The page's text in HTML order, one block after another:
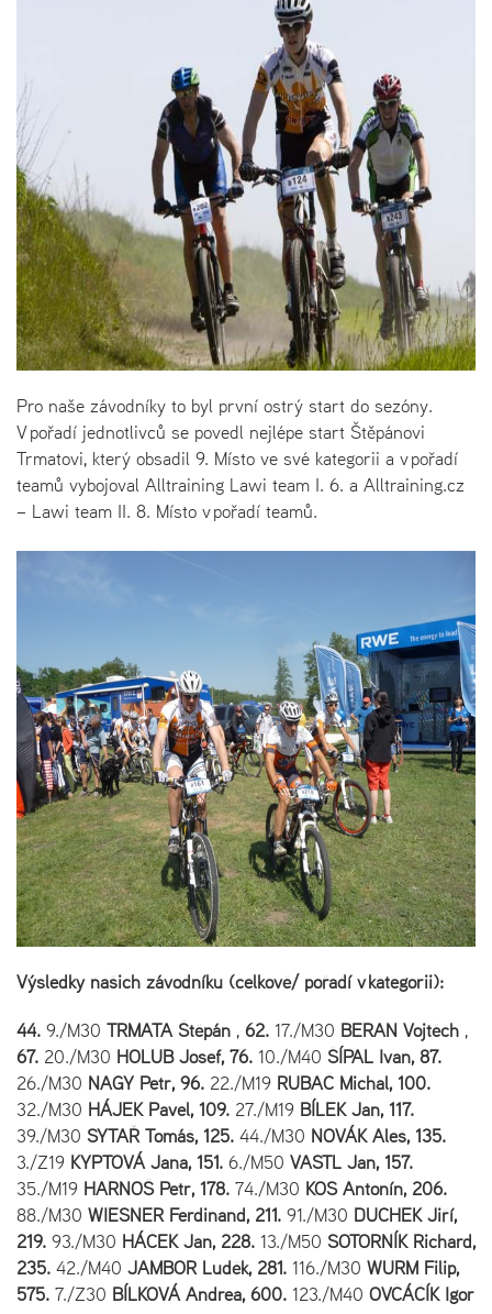
Pro naše závodníky to byl první ostrý start do sezóny.
V pořadí jednotlivců se povedl nejlépe start Štěpánovi
Trmatovi, který obsadil 9. Místo ve své kategorii a v pořadí
teamů vybojoval Alltraining Lawi team I. 6. a Alltraining.cz
– Lawi team II. 8. Místo v pořadí teamů.
Výsledky našich závodníku (celkově/ pořadí v kategorii):
44. 9./M30 TRMATA Štěpán , 62. 17./M30 BERAN Vojtěch ,
67. 20./M30 HOLUB Josef, 76. 10./M40 ŠÍPAL Ivan, 87.
26./M30 NAGY Petr, 96. 22./M19 RUBAČ Michal, 100.
32./M30 HÁJEK Pavel, 109. 27./M19 BÍLEK Jan, 117.
39./M30 SYTAŘ Tomáš, 125. 44./M30 NOVÁK Aleš, 135.
3./Z19 KYPTOVÁ Jana, 151. 6./M50 VASTL Jan, 157.
35./M19 HARNOŠ Petr, 178. 74./M30 KOS Antonín, 206.
88./M30 WIESNER Ferdinand, 211. 91./M30 DUCHEK Jiří,
219. 93./M30 HÁČEK Jan, 228. 13./M50 SOTORNÍK Richard,
235. 42./M40 JAMBOR Luděk, 281. 116./M30 WURM Filip,
575. 7./Z30 BÍLKOVÁ Andrea, 600. 123./M40 OVČÁČÍK Igor